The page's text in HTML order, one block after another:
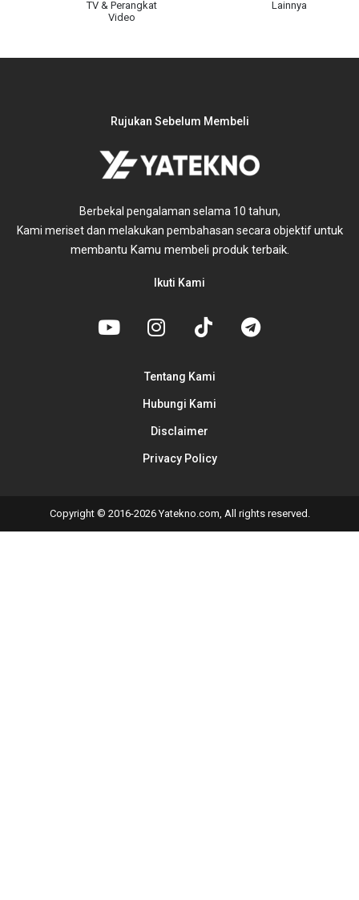
TV & Perangkat
Video
Lainnya
Rujukan Sebelum Membeli
Berbekal pengalaman selama 10 tahun,
Kami meriset dan melakukan pembahasan secara objektifuntuk
membantu Kamu membeli produk terbaik.
Ikuti Kami
Tentang Kami
Hubungi Kami
Disclaimer
Privacy Policy
Copyright © 2016-2026 Yatekno.com, All rights reserved.